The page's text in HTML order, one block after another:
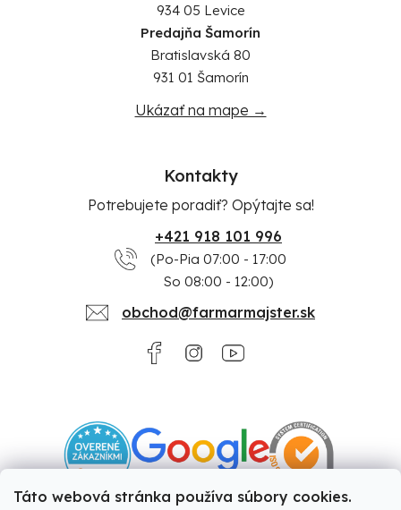
Táto webová stránka používa súbory cookies.
934 05 Levice
Predajňa Šamorín
Bratislavská 80
931 01 Šamorín
Ukázať na mape →
Kontakty
Potrebujete poradiť? Opýtajte sa!
+421 918 101 996
(Po-Pia 07:00 - 17:00
So 08:00 - 12:00)
obchod@farmarmajster.sk